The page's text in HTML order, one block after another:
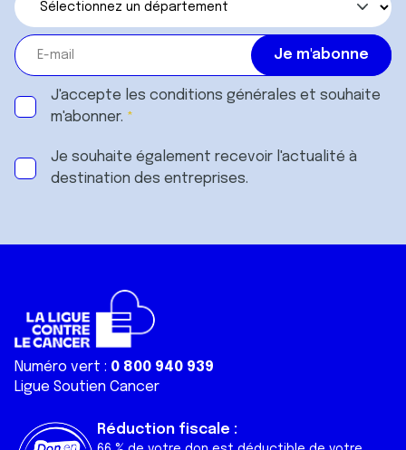
J'accepte les conditions générales et souhaite
m'abonner.
Je souhaite également recevoir l'actualité à
destination des entreprises.
Numéro vert : 0 800 940 939
Ligue Soutien Cancer
Réduction fiscale :